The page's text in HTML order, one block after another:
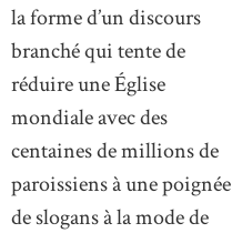
la forme d’un discours
branché qui tente de
réduire une Église
mondiale avec des
centaines de millions de
paroissiens à une poignée
de slogans à la mode de